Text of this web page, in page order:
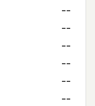
--
--
--
--
--
--